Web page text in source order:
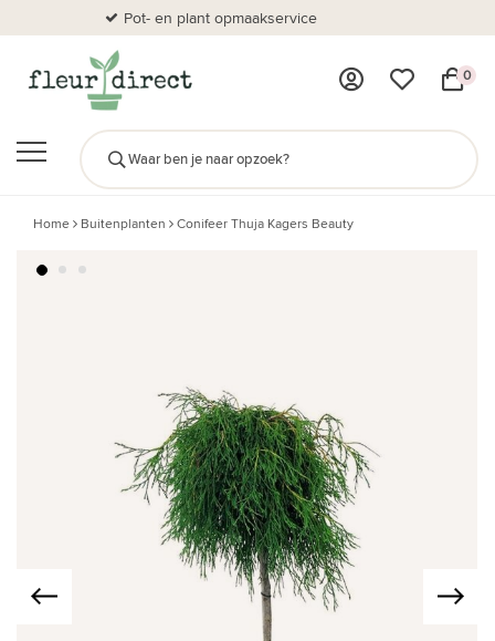
Pot- en plant opmaakservice
0
Home Buitenplanten Conifeer Thuja Kagers Beauty